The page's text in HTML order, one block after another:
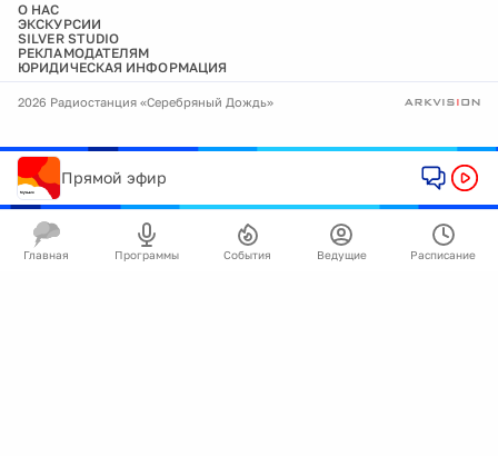
О НАС
ЭКСКУРСИИ
SILVER STUDIO
РЕКЛАМОДАТЕЛЯМ
ЮРИДИЧЕСКАЯ ИНФОРМАЦИЯ
2026 Радиостанция «Серебряный Дождь»
Прямой эфир
Главная Программы События Ведущие Расписание